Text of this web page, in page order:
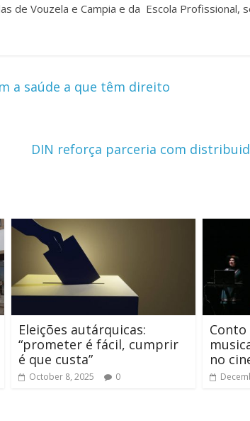
de Vouzela e Campia e da Escola Profissional,
a saúde a que têm direito
DIN reforça parceria com
Eleições autárquicas:
“prometer é fácil, cumprir
é que custa”
October 8, 2025 0
no